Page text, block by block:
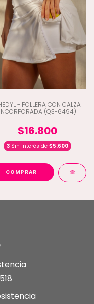
- POLLERA CON CALZA
INCORPORADA (Q3-6494)
$16.800
3 Sin interés de $5.600
COMPRAR